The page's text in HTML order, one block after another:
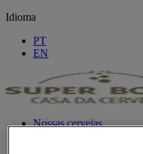
Idioma
PT
EN
Nossas cervejas